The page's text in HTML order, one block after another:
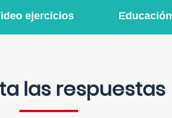
ejercicios
las respuestas